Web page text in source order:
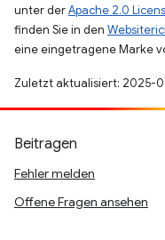
unter derApache 2.0
finden Sie in den
eine eingetragene Marke
Zuletzt aktualisiert: 2025-
Beitragen
Fehler melden
Offene Fragen ansehen